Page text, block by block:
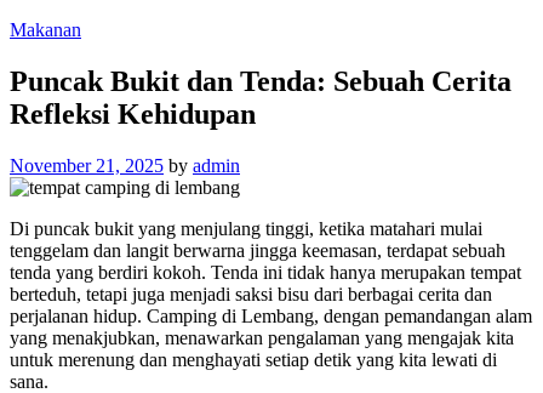
Makanan
Puncak Bukit dan Tenda: Sebuah Cerita
Refleksi Kehidupan
November 21, 2025 by admin
Di puncak bukit yang menjulang tinggi, ketika matahari mulai
tenggelam dan langit berwarna jingga keemasan, terdapat sebuah
tenda yang berdiri kokoh. Tenda ini tidak hanya merupakan tempat
berteduh, tetapi juga menjadi saksi bisu dari berbagai cerita dan
perjalanan hidup. Camping di Lembang, dengan pemandangan alam
yang menakjubkan, menawarkan pengalaman yang mengajak kita
untuk merenung dan menghayati setiap detik yang kita lewati di
sana.